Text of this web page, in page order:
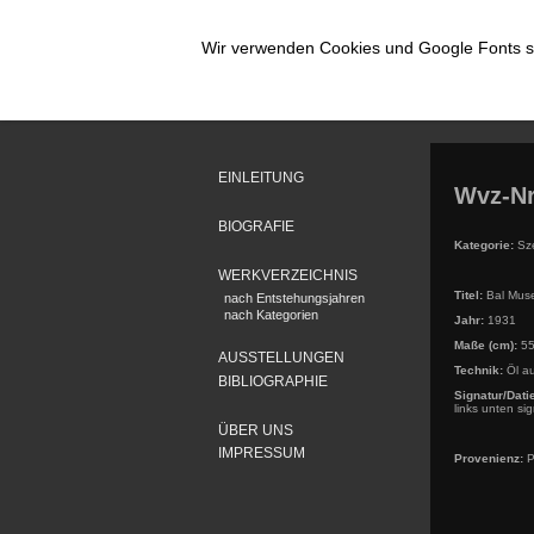
Wir verwenden Cookies und Google Fonts
EINLEITUNG
BIOGRAFIE
WERKVERZEICHNIS
nach Entstehungsjahren
nach Kategorien
AUSSTELLUNGEN
BIBLIOGRAPHIE
ÜBER UNS
IMPRESSUM
Wvz-
Kategorie:
Titel: Bal
Jahr: 1931
Maße (cm):
Technik: Öl
Signatur/
links unten
Provenienz: